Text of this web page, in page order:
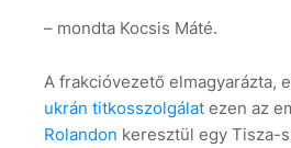
– mondta Kocsis Máté.
A frakcióvezető elmagyarázta,
ukrán titkosszolgálat ezen az
Rolandon keresztül egy Tisza-